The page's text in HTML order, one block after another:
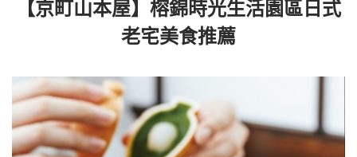
【京町山本屋】榕錦時光生活園區日式
老宅美食推薦